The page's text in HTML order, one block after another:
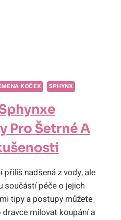
KOČEK SPHYNX
Pro Šetrné A
příliš nadšená z vody, ale
součástí péče o jejich
tipy a postupy můžete
milovat koupání a